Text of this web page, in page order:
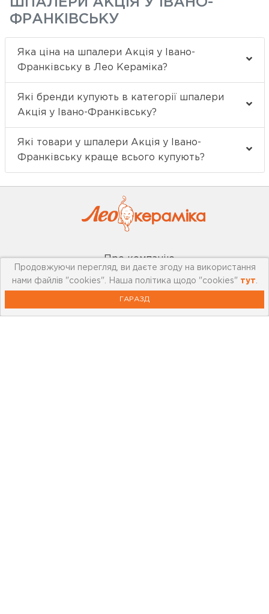
ФРАНКІВСЬКУ
Яка ціна на шпалери Акція у Івано-
Франківську в Лео Кераміка?
Які бренди купують в категорії шпалери
Акція у Івано-Франківську?
Які товари у шпалери Акція у Івано-
Франківську краще всього купують?
Про компанію
Мережа магазинів
Про leoceramika.com
Продовжуючи перегляд, ви даєте згоду на використання
нами файлів "cookies". Наша політика щодо "cookies" тут
ГАРАЗД